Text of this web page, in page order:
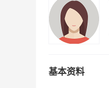
基本资料